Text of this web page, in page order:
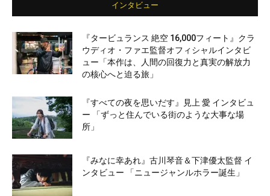
インタビュー
『タービュランス 絶空 16,000フィート』クラ
ウディオ・ファエ監督オフィシャルインタビ
ュー「本作は、人間の回復力と真実の解放力
の核心へと迫る旅」
『すべての夜を思いだす』見上 愛 インタビュ
ー 「ずっと住んでいる街のような大事な場
所」
『みなに幸あれ』古川琴音＆下津優太監督 イ
ンタビュー 「ニュージャンルホラー誕生」